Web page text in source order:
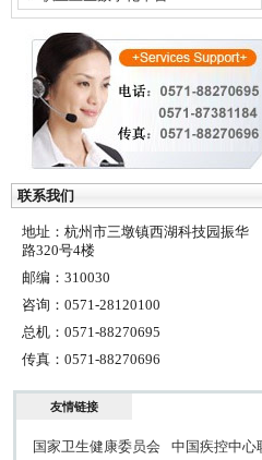
联系我们
地址：杭州市三墩镇西湖科技园振华
路320号4楼
邮编：310030
咨询：0571-28120100
总机：0571-88270695
传真：0571-88270696
友情链接
国家卫生健康委员会 中国疾控中心